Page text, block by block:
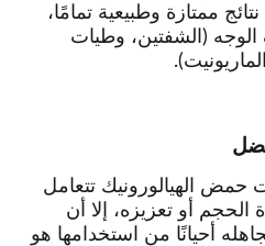
ممتازة وطبيعية تمامًا،
(الشفتين، وطيات
الهيالورونيك تتعامل
أو تعزيزه، إلا أن
أحيانًا من استخدامها هو